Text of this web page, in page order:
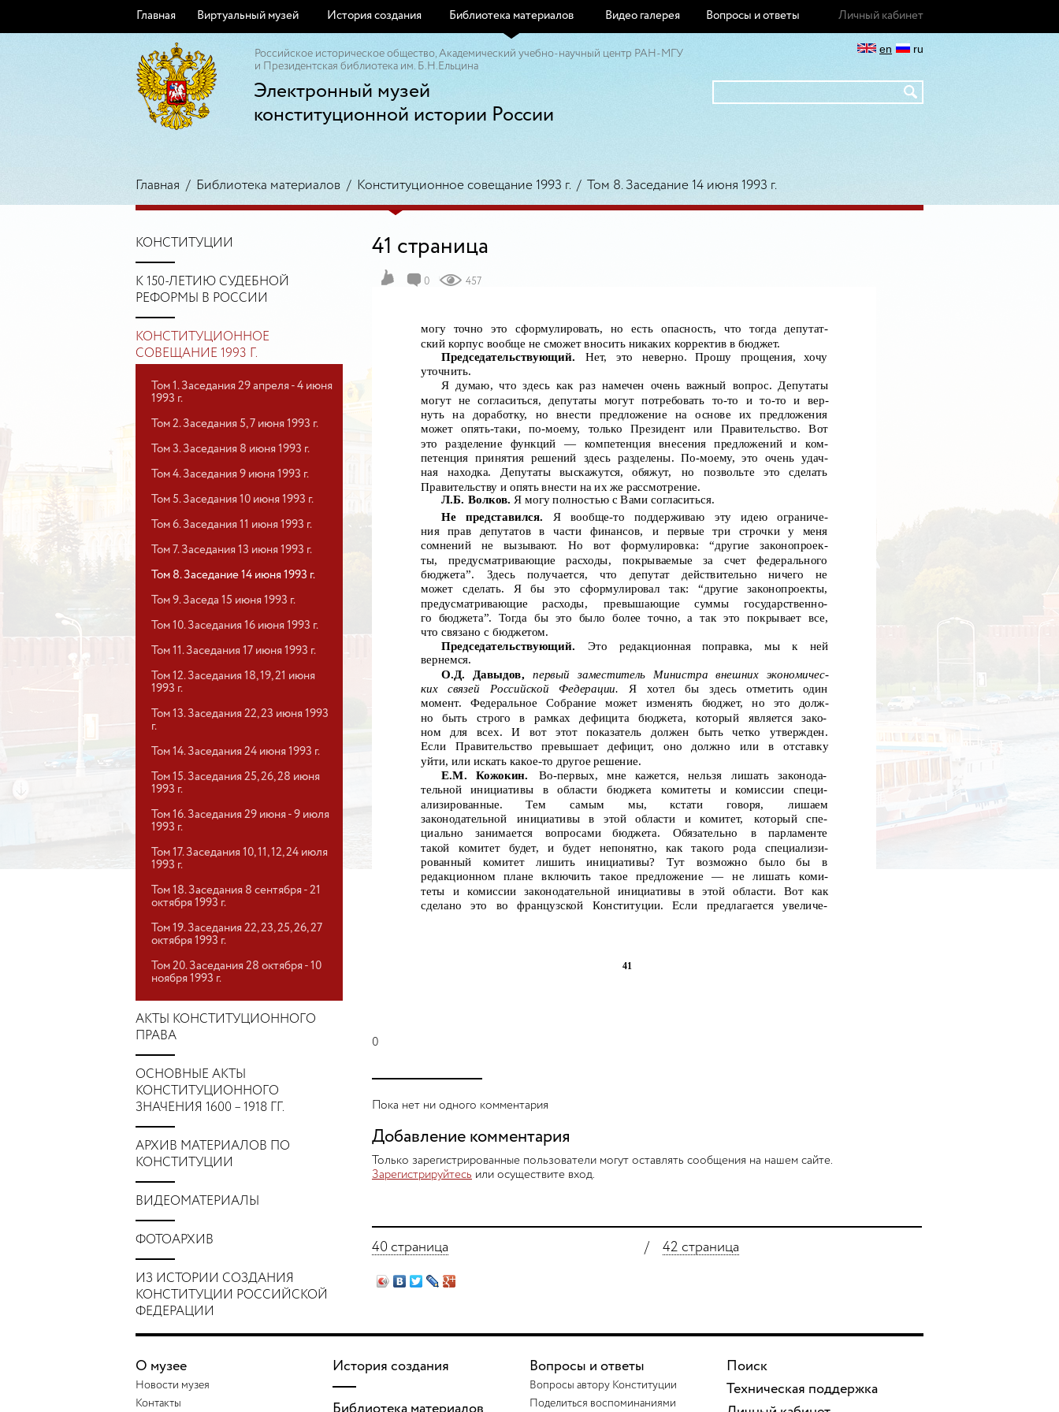
Главная Виртуальный музей История создания Библиотека материалов Видео галерея Вопросы и ответы Личный кабинет
Российское историческое общество, Академический учебно-научный центр РАН-МГУ
и Президентская библиотека им. Б.Н.Ельцина
Электронный музей
конституционной истории России
ru
en
Главная / Библиотека материалов / Конституционное совещание 1993 г./ Том 8. Заседание 14 июня 1993 г.
КОНСТИТУЦИИ
К 150-ЛЕТИЮ СУДЕБНОЙ
РЕФОРМЫ В РОССИИ
КОНСТИТУЦИОННОЕ
СОВЕЩАНИЕ 1993 Г.
Том 1. Заседания 29 апреля - 4 июня
1993 г.
Том 2. Заседания 5, 7 июня 1993 г.
Том 3. Заседания 8 июня 1993 г.
Том 4. Заседания 9 июня 1993 г.
Том 5. Заседания 10 июня 1993 г.
Том 6. Заседания 11 июня 1993 г.
Том 7. Заседания 13 июня 1993 г.
Том 8. Заседание 14 июня 1993 г.
Том 9. Заседа 15 июня 1993 г.
Том 10. Заседания 16 июня 1993 г.
Том 11. Заседания 17 июня 1993 г.
Том 12. Заседания 18, 19, 21 июня
1993 г.
Том 13. Заседания 22, 23 июня 1993
г.
Том 14. Заседания 24 июня 1993 г.
Том 15. Заседания 25, 26, 28 июня
1993 г.
Том 16. Заседания 29 июня - 9 июля
1993 г.
Том 17. Заседания 10, 11, 12, 24 июля
1993 г.
Том 18. Заседания 8 сентября - 21
октября 1993 г.
Том 19. Заседания 22, 23, 25, 26, 27
октября 1993 г.
Том 20. Заседания 28 октября - 10
ноября 1993 г.
АКТЫ КОНСТИТУЦИОННОГО
ПРАВА
ОСНОВНЫЕ АКТЫ
КОНСТИТУЦИОННОГО
ЗНАЧЕНИЯ 1600 – 1918 ГГ.
АРХИВ МАТЕРИАЛОВ ПО
КОНСТИТУЦИИ
ВИДЕОМАТЕРИАЛЫ
ФОТОАРХИВ
ИЗ ИСТОРИИ СОЗДАНИЯ
КОНСТИТУЦИИ РОССИЙСКОЙ
ФЕДЕРАЦИИ
41 страница
0 457
41
могу точно это
сформулировать, но есть опасность, что тогда депутат-
ский корпус вообще не сможет вносить никаких корректив в бюджет.
Председательствующий.
Нет, это неверно. Прошу прощения,
хочу
уточнить.
Я думаю, что здесь как раз намечен очень важный вопрос. Депутаты
могут не согласиться, депутаты могут потребовать то-то и то-то и вер-
нуть на доработку, но внести предложение на основе их предложения
может опять-таки, по-моему, только Президент или Правительство. Вот
это разделение функций
— компетенция внесения предложений и ком-
петенция принятия решений здесь разделены. По-моему, это очень удач-
ная
находка. Депутаты выскажутся, обяжут, но позвольте это
сделать
Правительству и опять внести на их же рассмотрение.
Л.Б. Волков. Я могу полностью с Вами согласиться.
Не
представился. Я вообще-то поддерживаю эту идею
ограниче-
ния прав депутатов в части финансов,
и первые
три строчки у меня
сомнений
не вызывают. Но вот формулировка: “другие
законопроек-
ты,
предусматривающие расходы, покрываемые за счет
федерального
бюджета”.
Здесь получается, что депутат действительно ничего
не
может
сделать. Я бы это сформулировал так: “другие
законопроекты,
предусматривающие
расходы, превышающие суммы
государственно-
го бюджета”. Тогда бы это было более точно, а так это покрывает все,
что связано с бюджетом.
Председательствующий.
Это редакционная поправка, мы к
ней
вернемся.
О.Д. Давыдов,
первый заместитель Министра внешних экономичес-
ких
связей Российской Федерации. Я хотел бы здесь отметить
один
момент. Федеральное Собрание может изменять бюджет, но это долж-
но
быть строго в рамках дефицита бюджета, который является
зако-
ном
для всех. И вот этот показатель должен быть четко
утвержден.
Если
Правительство превышает дефицит, оно должно или в
отставку
уйти, или искать какое-то другое решение.
Е.М.
Кожокин. Во-первых, мне кажется, нельзя лишать
законода-
тельной
инициативы в области бюджета комитеты и комиссии
специ-
ализированные.
Тем самым мы, кстати говоря,
лишаем
законодательной
инициативы в этой области и комитет, который
спе-
циально
занимается вопросами бюджета. Обязательно в
парламенте
такой комитет будет, и будет непонятно, как такого рода специализи-
рованный
комитет лишить инициативы? Тут возможно было бы
в
редакционном плане включить такое предложение
— не лишать коми-
теты и комиссии законодательной инициативы в этой области. Вот как
сделано
это во французской Конституции. Если предлагается увеличе-
0
Пока нет ни одного комментария
Добавление комментария
Только зарегистрированные пользователи могут оставлять сообщения на нашем сайте.
Зарегистрируйтесь или осуществите вход.
40 страница / 42 страница
О музее
Новости музея
Контакты
История создания
Библиотека материалов
Вопросы и ответы
Вопросы автору Конституции
Поделиться воспоминаниями
Поиск
Техническая поддержка